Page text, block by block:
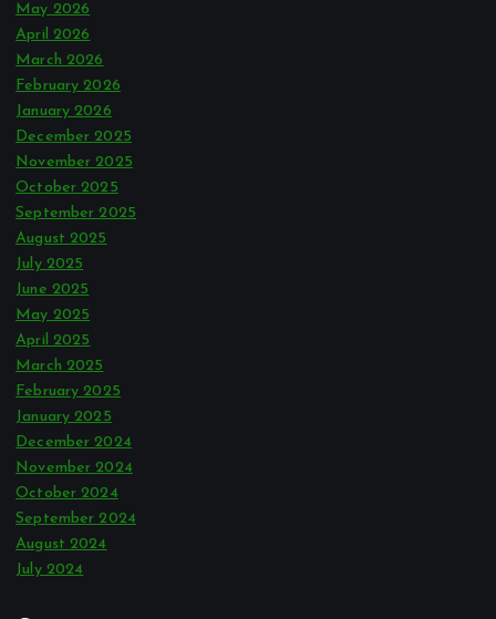
May 2026
April 2026
March 2026
February 2026
January 2026
December 2025
November 2025
October 2025
September 2025
August 2025
July 2025
June 2025
May 2025
April 2025
March 2025
February 2025
January 2025
December 2024
November 2024
October 2024
September 2024
August 2024
July 2024